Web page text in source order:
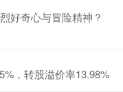
好奇心与冒险精神？
，转股溢价率13.98%